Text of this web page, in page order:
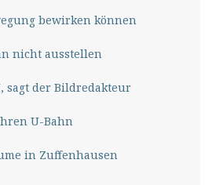
bewirken können
nicht ausstellen
sagt der Bildredakteur
U-Bahn
in Zuffenhausen